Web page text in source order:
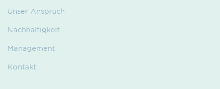
Unser Anspruch
Nachhaltigkeit
Management
Kontakt